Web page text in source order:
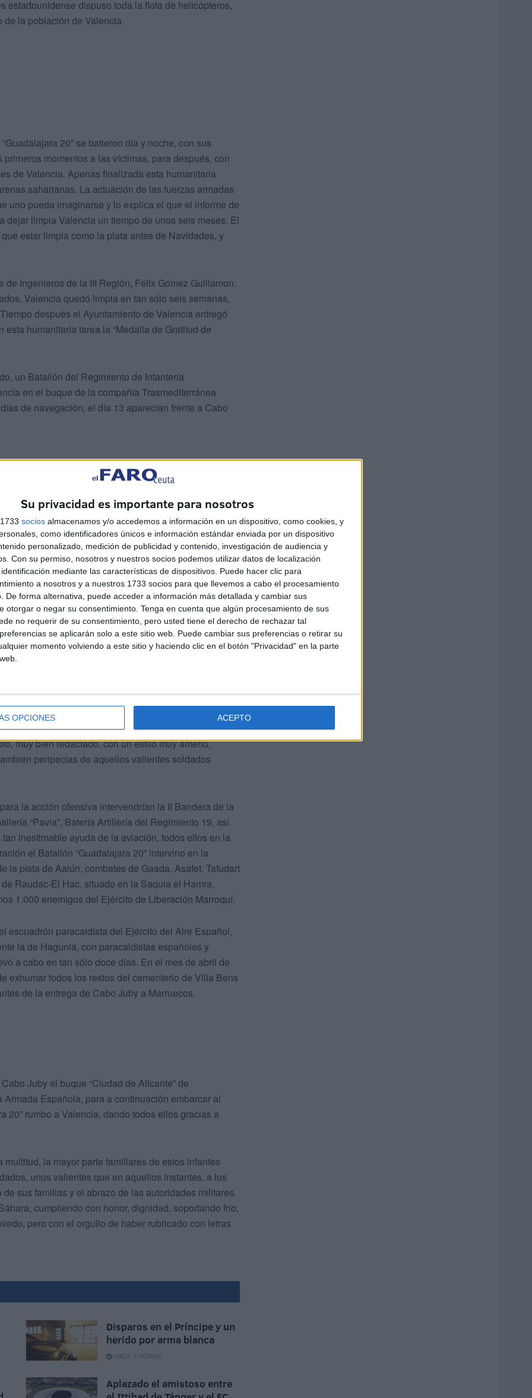
Su privacidad es importante para nosotros
socios almacenamos y/o accedemos a información en un dispositivo, como cookies, y
como identificadores únicos e información estándar enviada por un dispositivo
personalizado, medición de publicidad y contenido, investigación de audiencia y
Con su permiso, nosotros y nuestros socios podemos utilizar datos de localización
mediante las características de dispositivos. Puede hacer clic para
a nosotros y a nuestros 1733 socios para que llevemos a cabo el procesamiento
De forma alternativa, puede acceder a información más detallada y cambiar sus
otorgar o negar su consentimiento. Tenga en cuenta que algún procesamiento de sus
no requerir de su consentimiento, pero usted tiene el derecho de rechazar tal
se aplicarán solo a este sitio web. Puede cambiar sus preferencias o retirar su
momento volviendo a este sitio y haciendo clic en el botón "Privacidad" en la parte
OPCIONES ACEPTO
estadounidense dispuso toda la flota de helicópteros,
de la población de Valencia.
20” se batieron día y noche, con sus
momentos a las víctimas, para después, con
de Valencia. Apenas finalizada esta humanitaria
saharianas. La actuación de las fuerzas armadas
uno pueda imaginarse y lo explica el que el informe de
limpia Valencia un tiempo de unos seis meses. El
estar limpia como la plata antes de Navidades, y
Ingenieros de la III Región, Félix Gómez Guillamon.
Valencia quedó limpia en tan sólo seis semanas,
después el Ayuntamiento de Valencia entregó
humanitaria tarea la “Medalla de Gratitud de
un Batallón del Regimiento de Infantería
en el buque de la compañía Trasmediterránea
de navegación, el día 13 aparecían frente a Cabo
suboficiales y tropa, al mando del
se tuvo que realizar aprovechando la calma
y curiosamente los que recibieron a este
50, y “Tenerife” 49 de Infantería, que se
José Belles Gasulla, del Arma de Infantería,
Militar, un hombre preocupado por la cultura y
libro titulado “Cabo Juby-58. Memorias de un
muy bien redactado, con un estilo muy ameno,
peripecias de aquellos valientes soldados
la acción ofensiva intervendrían la II Bandera de la
“Pavia”, Batería Artillería del Regimiento 19, así
inestimable ayuda de la aviación, todos ellos en la
el Batallón “Guadalajara 20” intervino en la
la pista de Aaiún, combates de Gaada, Asafet, Tafudart
Raudac-El Hac, situado en la Saquia el Hamra,
1.000 enemigos del Ejército de Liberación Marroquí.
escuadrón paracaidista del Ejército del Aire Español,
la de Hagunia, con paracaidistas españoles y
a cabo en tan sólo doce días. En el mes de abril de
exhumar todos los restos del cementerio de Villa Bens
de la entrega de Cabo Juby a Marruecos.
Juby el buque “Ciudad de Alicante” de
Española, para a continuación embarcar al
20” rumbo a Valencia, dando todos ellos gracias a
la mayor parte familiares de estos infantes
unos valientes que en aquellos instantes, a los
sus familias y el abrazo de las autoridades militares.
cumpliendo con honor, dignidad, soportando frío,
pero con el orgullo de haber rubricado con letras
Disparos en el Príncipe y un
herido por arma blanca
HACE 5 HORAS
Aplazado el amistoso entre